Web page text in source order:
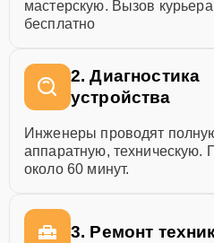
мастерскую. Вызов
бесплатно
2. Диагностика
устройства
Инженеры проводят
аппаратную, техническую.
около 60 минут.
3. Ремонт